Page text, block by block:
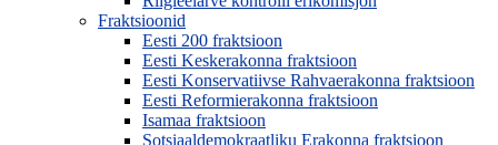
Fraktsioonid
Eesti 200 fraktsioon
Eesti Keskerakonna fraktsioon
Eesti Konservatiivse Rahvaerakonna fraktsioon
Eesti Reformierakonna fraktsioon
Isamaa fraktsioon
Sotsiaaldemokraatliku Erakonna fraktsioon